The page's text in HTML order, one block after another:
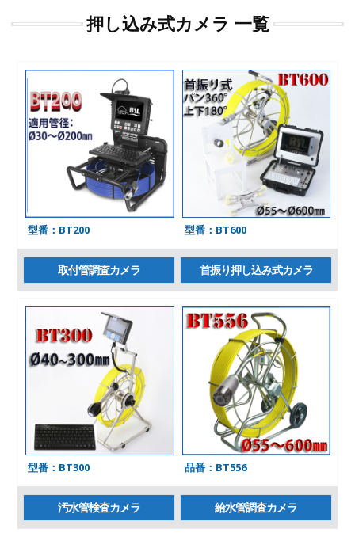
押し込み式カメラ 一覧
型番：BT200 型番：BT600
取付管調査カメラ 首振り押し込み式カメラ
型番：BT300 品番：BT556
汚水管検査カメラ 給水管調査カメラ